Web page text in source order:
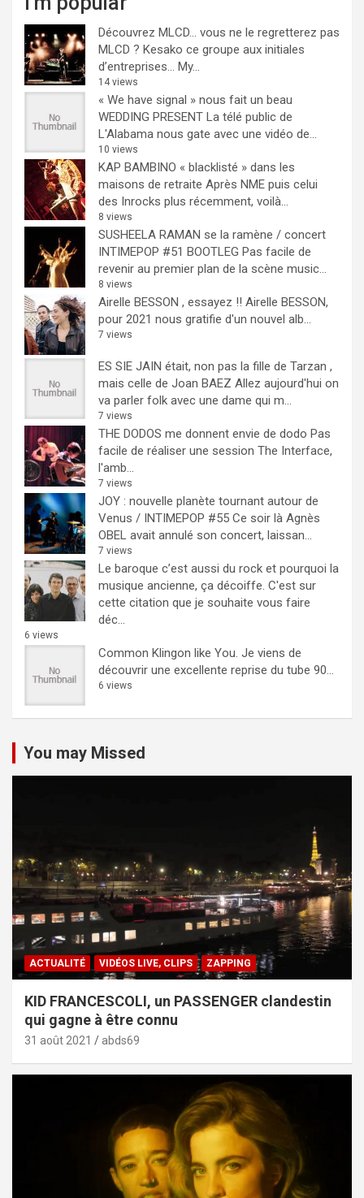
Découvrez MLCD… vous ne le regretterez pas
MLCD ? Kesako ce groupe aux initiales
d’entreprises… My...
14 views
« We have signal » nous fait un beau
WEDDING PRESENT La télé public de
L'Alabama nous gate avec une vidéo de...
10 views
KAP BAMBINO « blacklisté » dans les
maisons de retraite Après NME puis celui
des Inrocks plus récemment, voilà...
8 views
SUSHEELA RAMAN se la ramène / concert
INTIMEPOP #51 BOOTLEG Pas facile de
revenir au premier plan de la scène music...
8 views
Airelle BESSON , essayez !! Airelle BESSON,
pour 2021 nous gratifie d'un nouvel alb...
7 views
ES SIE JAIN était, non pas la fille de Tarzan ,
mais celle de Joan BAEZ Allez aujourd'hui on
va parler folk avec une dame qui m...
7 views
THE DODOS me donnent envie de dodo Pas
facile de réaliser une session The Interface,
l'amb...
7 views
JOY : nouvelle planète tournant autour de
Venus / INTIMEPOP #55 Ce soir là Agnès
OBEL avait annulé son concert, laissan...
7 views
Le baroque c’est aussi du rock et pourquoi la
musique ancienne, ça décoiffe. C'est sur
cette citation que je souhaite vous faire
déc...
6 views
Common Klingon like You. Je viens de
découvrir une excellente reprise du tube 90...
6 views
You may Missed
ACTUALITÉ VIDÉOS LIVE, CLIPS ZAPPING
KID FRANCESCOLI, un PASSENGER clandestin
qui gagne à être connu
31 août 2021 abds69